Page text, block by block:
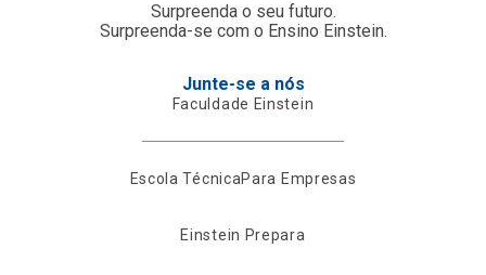
Surpreenda o seu futuro.
Surpreenda-se com o Ensino Einstein.
Junte-se a nós
Faculdade Einstein
Escola TécnicaPara Empresas
Einstein Prepara